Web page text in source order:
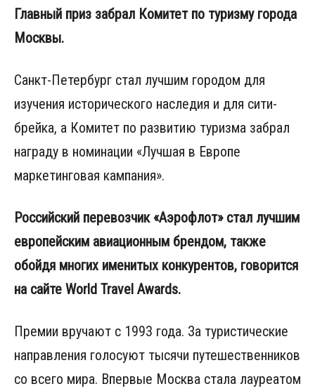
Главный приз забрал Комитет по туризму города
Москвы.
Санкт-Петербург стал лучшим городом для
изучения исторического наследия и для сити-
брейка, а Комитет по развитию туризма забрал
награду в номинации «Лучшая в Европе
маркетинговая кампания».
Российский перевозчик «Аэрофлот» стал лучшим
европейским авиационным брендом, также
обойдя многих именитых конкурентов, говорится
на сайте World Travel Awards.
Премии вручают с 1993 года. За туристические
направления голосуют тысячи путешественников
со всего мира. Впервые Москва стала лауреатом